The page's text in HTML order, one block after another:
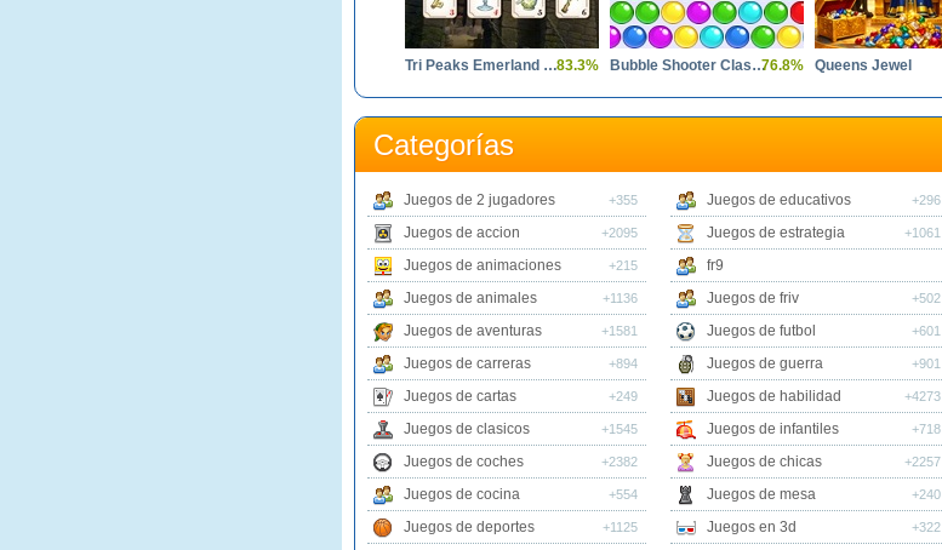
Tri Peaks Emerland Solitaire83.3% Bubble Shooter Classic76.8% Queens Jewel
Categorías
Juegos de 2 jugadores +355
Juegos de accion +2095
Juegos de animaciones +215
Juegos de animales +1136
Juegos de aventuras +1581
Juegos de carreras +894
Juegos de cartas +249
Juegos de clasicos +1545
Juegos de coches +2382
Juegos de cocina +554
Juegos de deportes +1125
Juegos de educativos +296
Juegos de estrategia +1061
fr9
Juegos de friv
+502
Juegos de futbol +601
Juegos de guerra +901
Juegos de habilidad +4273
Juegos de infantiles +718
Juegos de chicas +2257
Juegos de mesa +240
Juegos en 3d +322